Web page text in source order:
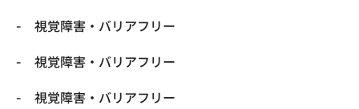
視覚障害・バリアフリー
視覚障害・バリアフリー
視覚障害・バリアフリー